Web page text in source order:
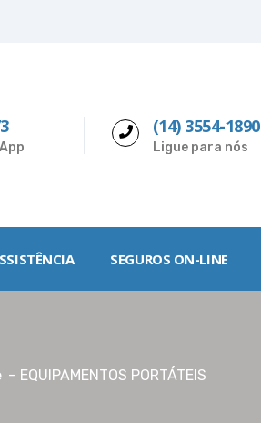
(14) 3554-1890
Ligue para nós
SEGUROS ON-LINE
EQUIPAMENTOS PORTÁTEIS